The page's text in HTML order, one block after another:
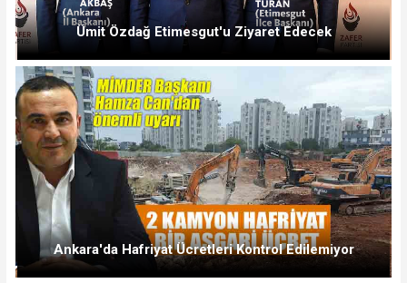
Ümit Özdağ Etimesgut'u Ziyaret Edecek
Ankara'da Hafriyat Ücretleri Kontrol Edilemiyor